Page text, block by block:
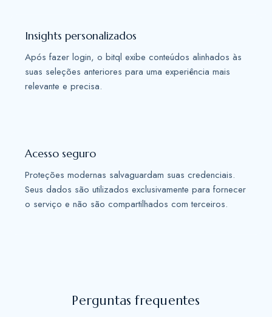
Insights personalizados
Após fazer login, o bitql exibe conteúdos alinhados às
suas seleções anteriores para uma experiência mais
relevante e precisa.
Acesso seguro
Proteções modernas salvaguardam suas credenciais.
Seus dados são utilizados exclusivamente para fornecer
o serviço e não são compartilhados com terceiros.
Perguntas frequentes